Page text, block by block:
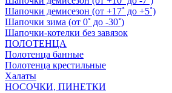
Шапочки демисезон (от +17˚ до +5˚)
Шапочки зима (от 0˚ до -30˚)
Шапочки-котелки без завязок
ПОЛОТЕНЦА
Полотенца банные
Полотенца крестильные
Халаты
НОСОЧКИ, ПИНЕТКИ